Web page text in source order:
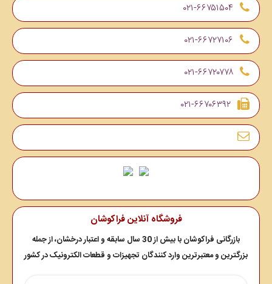
۰۲۱-۶۶۷۵۱۵۰۴
۰۲۱-۶۶۷۲۷۱۰۶
۰۲۱-۶۶۷۲۰۷۷۸
۰۲۱-۶۶۷۰۶۳۹۲
فروشگاه آنلاین فراکوشان
بازرگانی فراکوشان با بیش از 30 سال سابقه و اعتبار درخشان، از جمله
بزرگترین و معتبرترین وارد کنندگان تجهیزات و قطعات الکترونیک در کشور